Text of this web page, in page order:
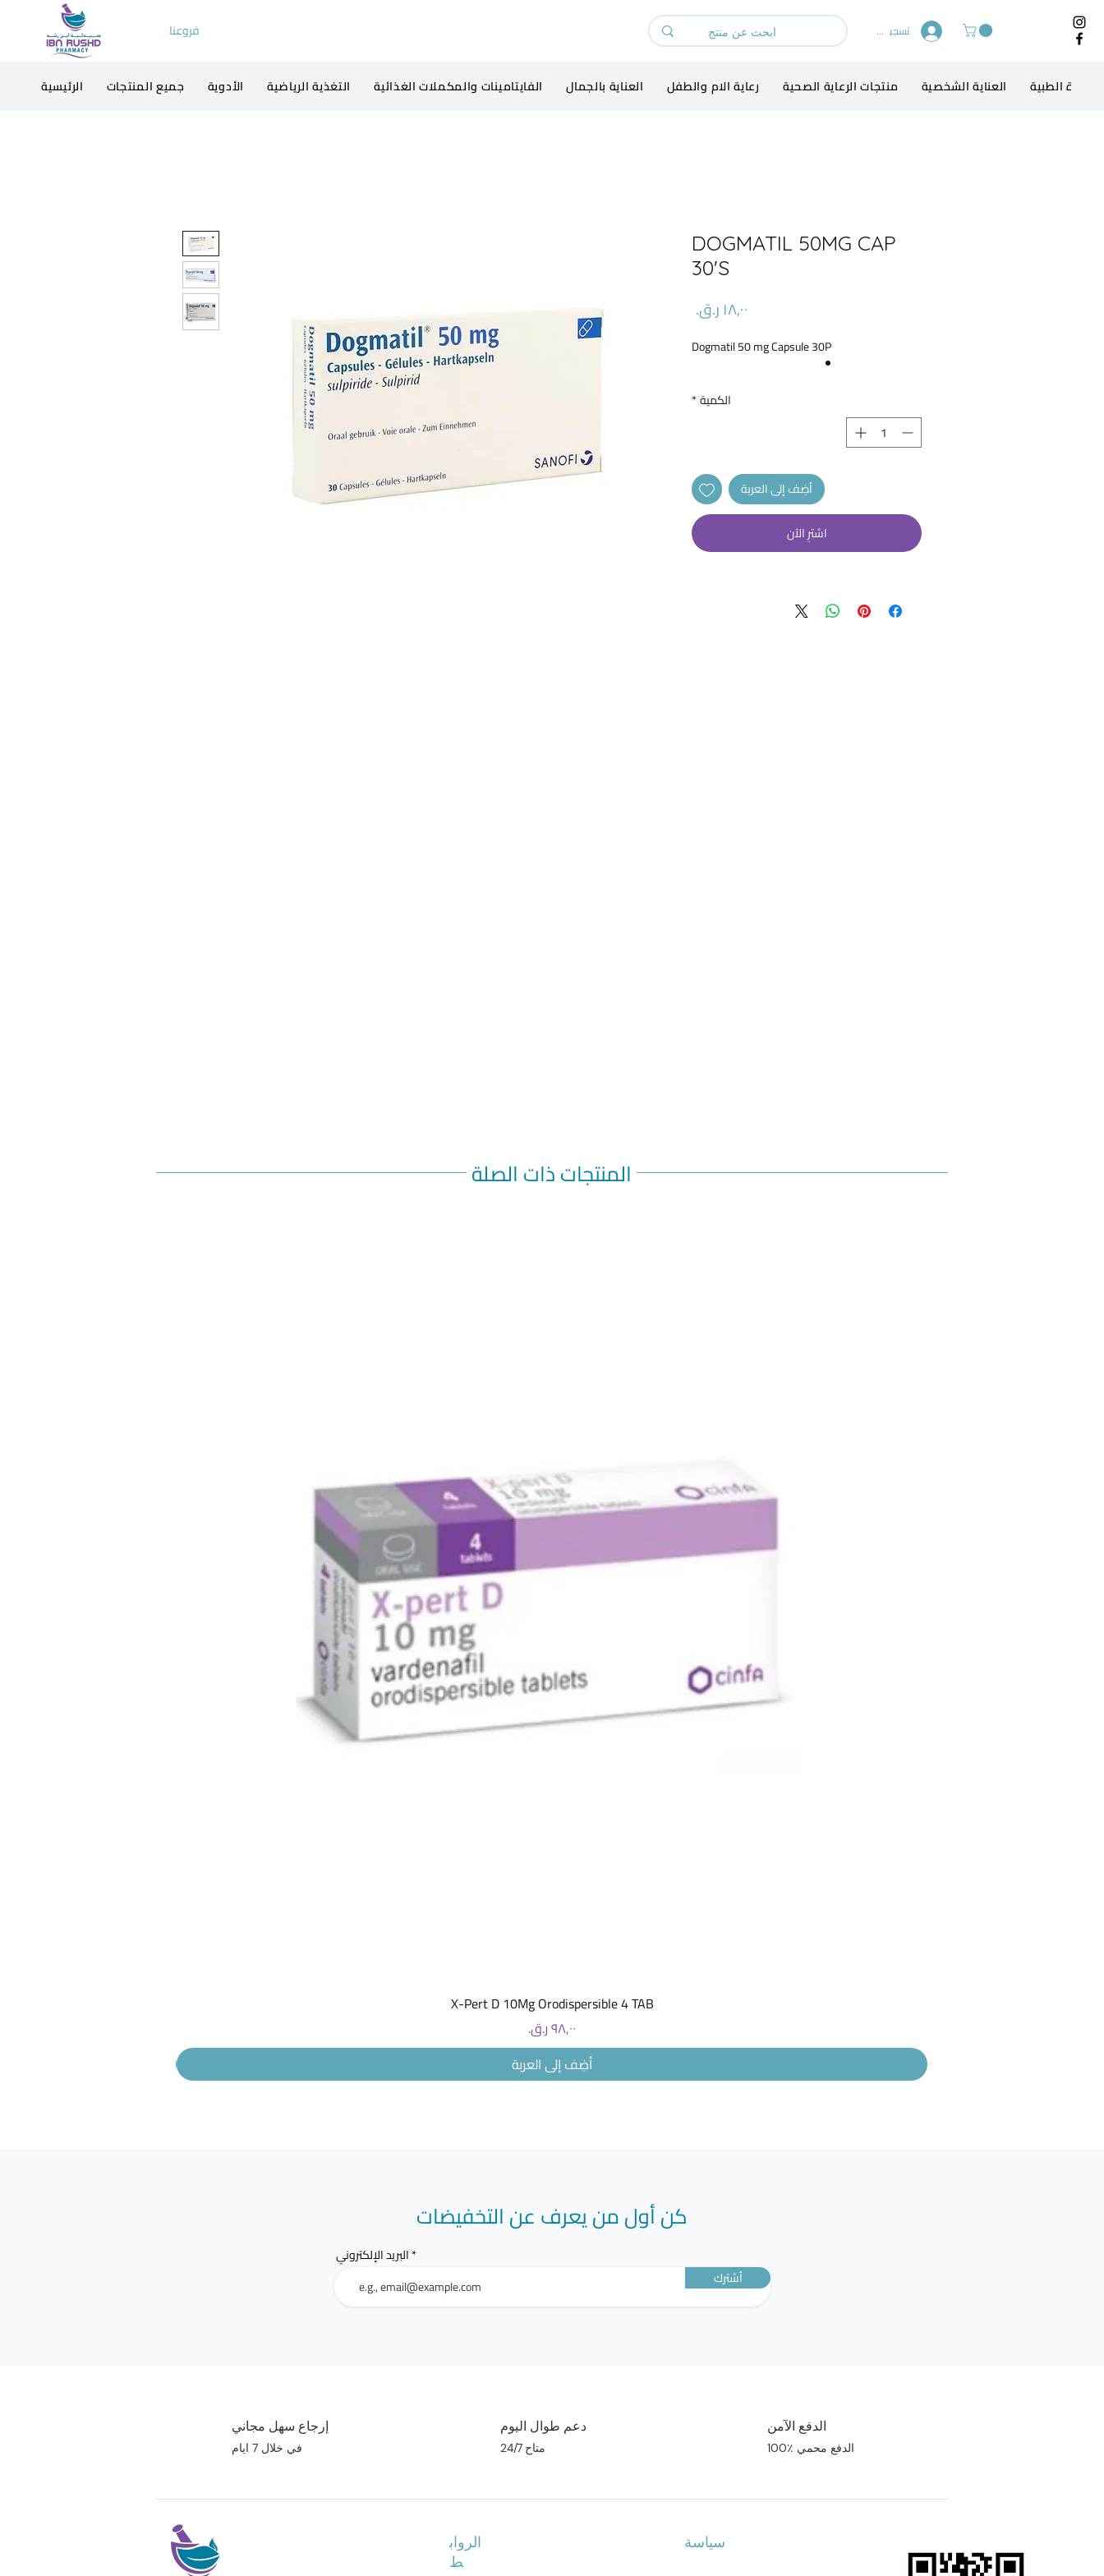
فروعنا تسجيل الدخول
الرئيسية جميع المنتجات الأدوية التغذية الرياضية الفايتامينات والمكملات الغذائية العناية بالجمال رعاية الام والطفل منتجات الرعاية الصحية العناية الشخصية الاجهزة الطبية
DOGMATIL 50MG CAP
30'S
Dogmatil 50 mg Capsule 30P
الكمية*
أضِف إلى العربة
اشترِ الآن
العرض السريع
X-Pert D 10Mg Orodispersible 4 TAB
السعر
أضِف إلى العربة
كن أول من يعرف عن التخفيضات
البريد الإلكتروني
أشترك
إرجاع سهل مجاني
في خلال 7 ايام
دعم طوال اليوم
متاح 24/7
الدفع الآمن
100٪ الدفع محمي
الرواب
ط
سياسة